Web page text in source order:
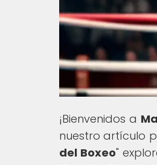
¡Bienvenidos a
nuestro artículo
del Boxeo"